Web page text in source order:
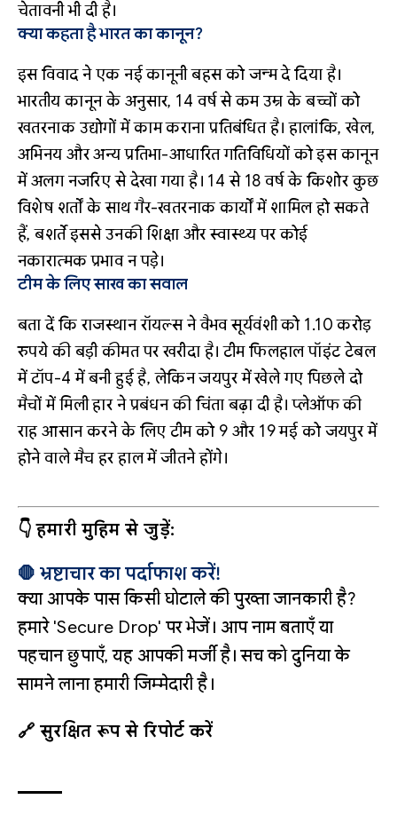
चेतावनी भी दी है।
क्या कहता है भारत का कानून?
इस विवाद ने एक नई कानूनी बहस को जन्म दे दिया है।
भारतीय कानून के अनुसार, 14 वर्ष से कम उम्र के बच्चों को
खतरनाक उद्योगों में काम कराना प्रतिबंधित है। हालांकि, खेल,
अभिनय और अन्य प्रतिभा-आधारित गतिविधियों को इस कानून
में अलग नजरिए से देखा गया है। 14 से 18 वर्ष के किशोर कुछ
विशेष शर्तों के साथ गैर-खतरनाक कार्यों में शामिल हो सकते
हैं, बशर्ते इससे उनकी शिक्षा और स्वास्थ्य पर कोई
नकारात्मक प्रभाव न पड़े।
टीम के लिए साख का सवाल
बता दें कि राजस्थान रॉयल्स ने वैभव सूर्यवंशी को 1.10 करोड़
रुपये की बड़ी कीमत पर खरीदा है। टीम फिलहाल पॉइंट टेबल
में टॉप-4 में बनी हुई है, लेकिन जयपुर में खेले गए पिछले दो
मैचों में मिली हार ने प्रबंधन की चिंता बढ़ा दी है। प्लेऑफ की
राह आसान करने के लिए टीम को 9 और 19 मई को जयपुर में
होने वाले मैच हर हाल में जीतने होंगे।
👇 हमारी मुहिम से जुड़ें:
🛑 भ्रष्टाचार का पर्दाफाश करें!
क्या आपके पास किसी घोटाले की पुख्ता जानकारी है?
हमारे 'Secure Drop' पर भेजें। आप नाम बताएँ या
पहचान छुपाएँ, यह आपकी मर्जी है। सच को दुनिया के
सामने लाना हमारी जिम्मेदारी है।
🔗 सुरक्षित रूप से रिपोर्ट करें